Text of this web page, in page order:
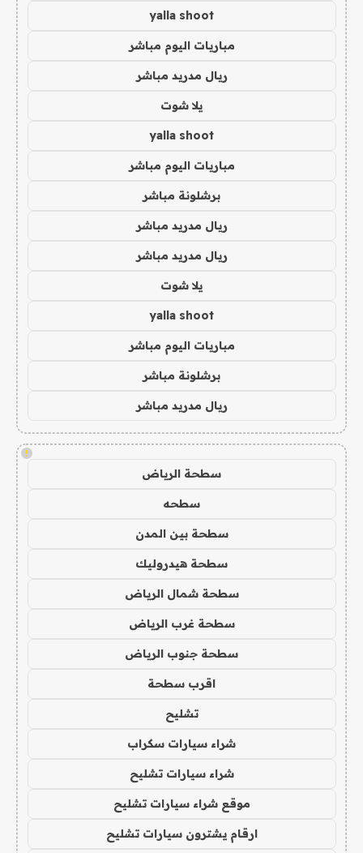
yalla shoot
مباريات اليوم مباشر
ريال مدريد مباشر
يلا شوت
yalla shoot
مباريات اليوم مباشر
برشلونة مباشر
ريال مدريد مباشر
ريال مدريد مباشر
يلا شوت
yalla shoot
مباريات اليوم مباشر
برشلونة مباشر
ريال مدريد مباشر
!
سطحة الرياض
سطحه
سطحة بين المدن
سطحة هيدروليك
سطحة شمال الرياض
سطحة غرب الرياض
سطحة جنوب الرياض
اقرب سطحة
تشليح
شراء سيارات سكراب
شراء سيارات تشليح
موقع شراء سيارات تشليح
ارقام يشترون سيارات تشليح